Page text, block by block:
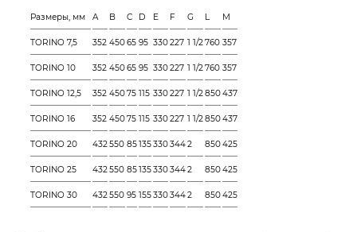
Размеры, мм A B C D E F G L M
TORINO 7,5 352 45065 95 330227 1 1/2 760 357
TORINO 10 352 45065 95 330227 1 1/2 760 357
TORINO 12,5 352 45075 115 330227 1 1/2 850437
TORINO 16 352 45075 115 330227 1 1/2 850437
TORINO 20 432 550 851353303442 850425
TORINO 25 432 550 851353303442 850425
TORINO 30 432 550 95 1553303442 850425